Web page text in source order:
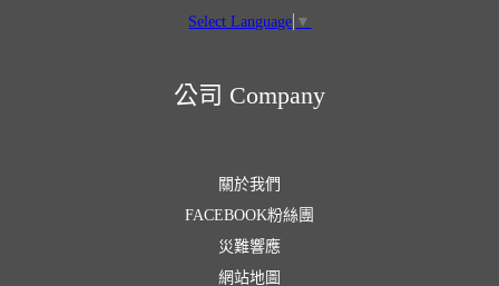
Select Language ▼
公司 Company
關於我們
FACEBOOK粉絲團
災難響應
網站地圖